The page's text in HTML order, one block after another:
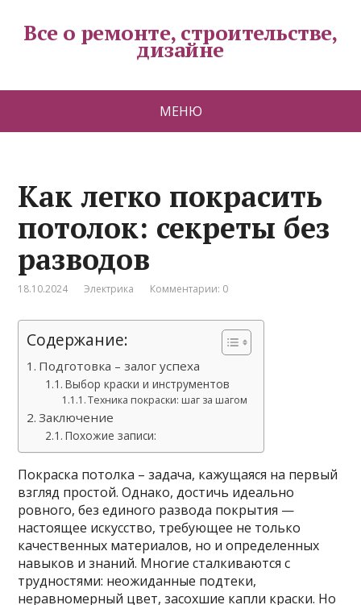
Все о ремонте, строительстве,
дизайне
МЕНЮ
Как легко покрасить
потолок: секреты без
разводов
18.10.2024 Электрика Комментарии: 0
Содержание:
Подготовка – залог успеха
Выбор краски и инструментов
Техника покраски: шаг за шагом
Заключение
Похожие записи:
Покраска потолка – задача, кажущаяся на первый
взгляд простой. Однако, достичь идеально
ровного, без единого развода покрытия —
настоящее искусство, требующее не только
качественных материалов, но и определенных
навыков и знаний. Многие сталкиваются с
трудностями: неожиданные подтеки,
неравномерный цвет, засохшие капли краски. Но